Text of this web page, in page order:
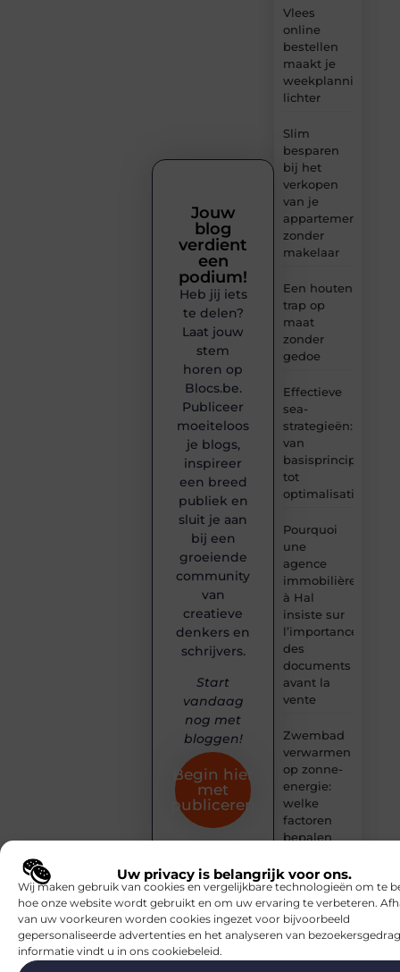
Uw privacy is belangrijk voor ons.
Wij maken gebruik van cookies en vergelijkbare technologieën om te
hoe onze website wordt gebruikt en om uw ervaring te verbeteren.
van uw voorkeuren worden cookies ingezet voor bijvoorbeeld
gepersonaliseerde advertenties en het analyseren van
informatie vindt u in ons cookiebeleid.
Vlees
online
bestellen
maakt je
weekplanning
lichter
Slim
besparen
bij het
verkopen
van je
appartement
zonder
makelaar
Een houten
trap op
maat
zonder
gedoe
Effectieve
sea-
strategieën:
van
basisprincipes
tot
optimalisatie
Pourquoi
une
agence
immobilière
à Hal
insiste sur
l’importance
des
documents
avant la
vente
Zwembad
verwarmen
op zonne-
energie:
welke
factoren
bepalen
rendement?
Trampoline
kopen: ga
voor
ingegraven
Jouw
blog
verdient
een
podium!
Heb jij iets
te delen?
Laat jouw
stem
horen op
Blocs.be.
Publiceer
moeiteloos
je blogs,
inspireer
een breed
publiek en
sluit je aan
bij een
groeiende
community
van
creatieve
denkers en
schrijvers.
Start
vandaag
nog met
bloggen!
Begin hier
met
publiceren